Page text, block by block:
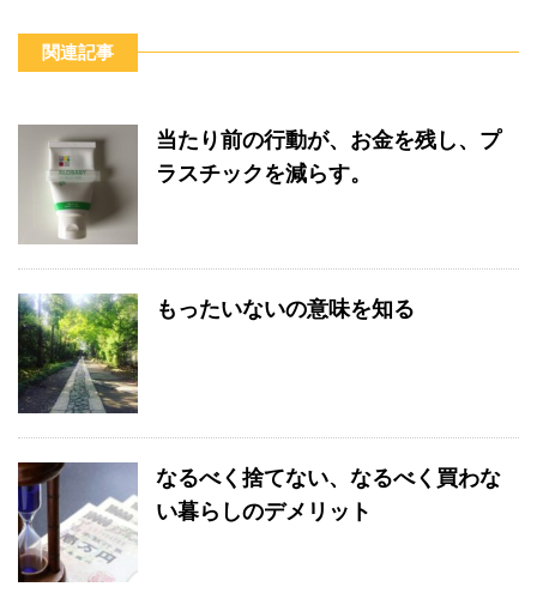
関連記事
当たり前の行動が、お金を残し、プ
ラスチックを減らす。
もったいないの意味を知る
なるべく捨てない、なるべく買わな
い暮らしのデメリット